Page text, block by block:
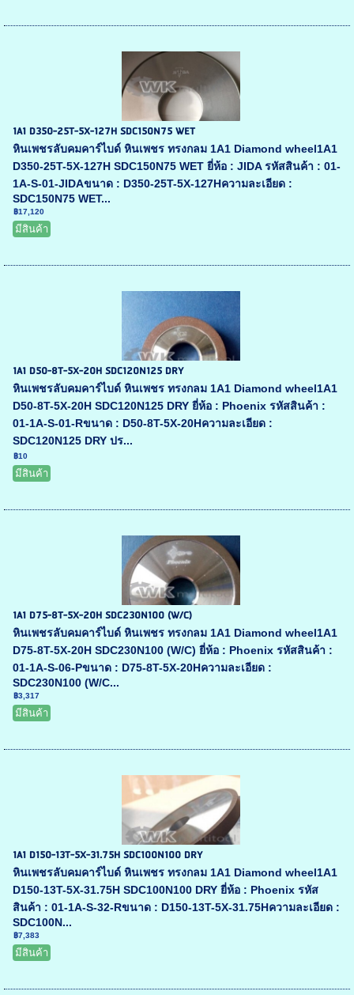
1A1 D350-25T-5X-127H SDC150N75 WET
หินเพชรลับคมคาร์ไบด์ หินเพชร ทรงกลม 1A1 Diamond wheel1A1
D350-25T-5X-127H SDC150N75 WET ยี่ห้อ : JIDA รหัสสินค้า : 01-
1A-S-01-JIDAขนาด : D350-25T-5X-127Hความละเอียด :
SDC150N75 WET...
฿17,120
มีสินค้า
1A1 D50-8T-5X-20H SDC120N125 DRY
หินเพชรลับคมคาร์ไบด์ หินเพชร ทรงกลม 1A1 Diamond wheel1A1
D50-8T-5X-20H SDC120N125 DRY ยี่ห้อ : Phoenix รหัสสินค้า :
01-1A-S-01-Rขนาด : D50-8T-5X-20Hความละเอียด :
SDC120N125 DRY ปร...
฿10
มีสินค้า
1A1 D75-8T-5X-20H SDC230N100 (W/C)
หินเพชรลับคมคาร์ไบด์ หินเพชร ทรงกลม 1A1 Diamond wheel1A1
D75-8T-5X-20H SDC230N100 (W/C) ยี่ห้อ : Phoenix รหัสสินค้า :
01-1A-S-06-Pขนาด : D75-8T-5X-20Hความละเอียด :
SDC230N100 (W/C...
฿3,317
มีสินค้า
1A1 D150-13T-5X-31.75H SDC100N100 DRY
หินเพชรลับคมคาร์ไบด์ หินเพชร ทรงกลม 1A1 Diamond wheel1A1
D150-13T-5X-31.75H SDC100N100 DRY ยี่ห้อ : Phoenix รหัส
สินค้า : 01-1A-S-32-Rขนาด : D150-13T-5X-31.75Hความละเอียด :
SDC100N...
฿7,383
มีสินค้า